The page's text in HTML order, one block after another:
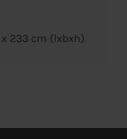
233 cm (lxbxh)